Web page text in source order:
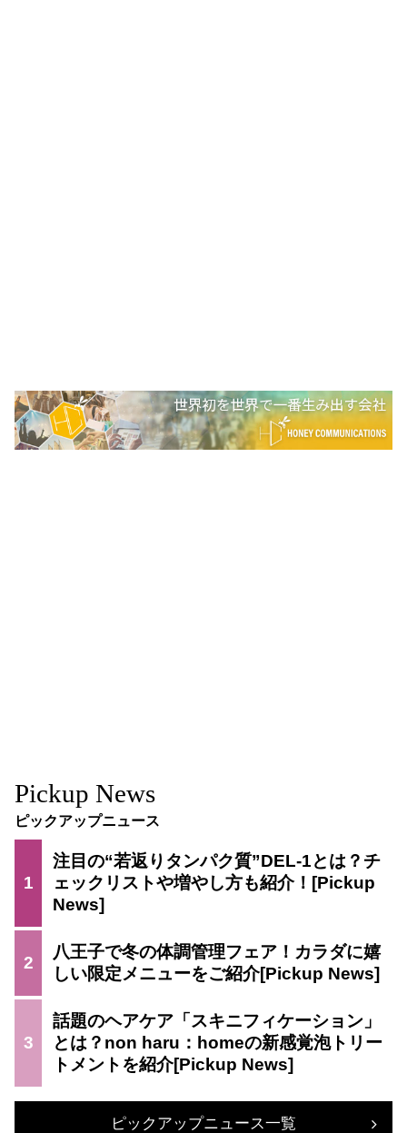
Pickup News
ピックアップニュース
1
注目の“若返りタンパク質”DEL-1とは？チ
ェックリストや増やし方も紹介！
2
八王子で冬の体調管理フェア！カラダに嬉
しい限定メニューをご紹介
3
話題のヘアケア「スキニフィケーション」
とは？non haru：homeの新感覚泡トリー
トメントを紹介
ピックアップニュース一覧